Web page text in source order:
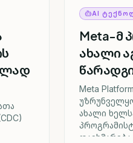
AI
Meta-მ
ახალი
Meta
ახალი
დაეხმარება.